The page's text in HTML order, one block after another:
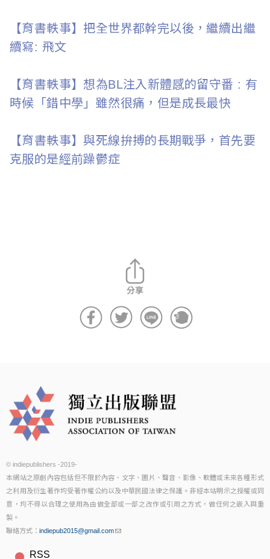
i
a
n
【育書軼事】把全世界都幹完以後，繼續出繼
續寫: 飛文
【育書軼事】想為BL注入新體感的留守番 : 有
時候「錯中學」雖然很痛，但是成長最快
【育書軼事】與死線拚搏的長期戰爭，首先要
克服的是經前躁鬱症
© indiepublishers -2019-
本網站之原創內容包括但不限於內容、文字、圖片、聲音、影像、軟體或未來各種形式
之利用及衍生著作均受著作權公約以及中華民國法律之保護。非經本站明示之授權或同
意，均不得以合理之使用為由做全部或一部之改作或引用之方式，做任何之嵌入與重
製。
聯絡方式： indiepub2015@gmail.com
RSS